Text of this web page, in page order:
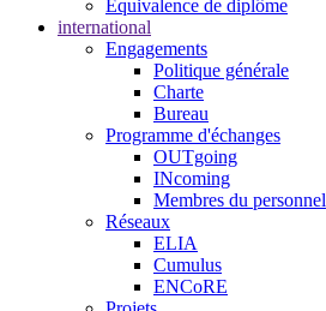
Équivalence de diplôme
international
Engagements
Politique générale
Charte
Bureau
Programme d'échanges
OUTgoing
INcoming
Membres du personnel
Réseaux
ELIA
Cumulus
ENCoRE